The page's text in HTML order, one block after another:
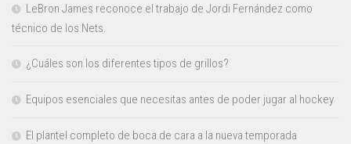
LeBron James reconoce el trabajo de Jordi Fernández como
técnico de los Nets.
¿Cuáles son los diferentes tipos de grillos?
Equipos esenciales que necesitas antes de poder jugar al hockey
El plantel completo de boca de cara a la nueva temporada